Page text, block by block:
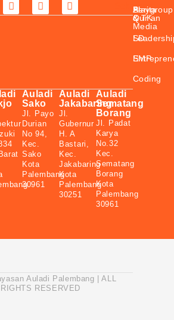
Berita
&
Media
Playgroup
& TK
SD
SMP
Al-
Qur’an
Coding
Sekarang
Auladi
Sako
Jl. Payo
Durian
No 94,
Kec.
Sako
Kota
Palembang
30961
Auladi
Jakabaring
Jl.
Gubernur
H. A
Bastari,
Kec.
Jakabaring
Kota
Palembang
30251
Auladi
Sematang
Borang
Jl. Padat
Karya
No.32
Kec.
Sematang
Borang
Kota
Palembang
30961
Auladi Palembang | ALL
RIGHTS RESERVED